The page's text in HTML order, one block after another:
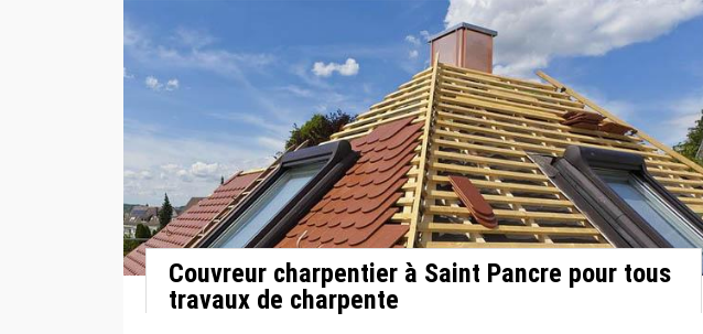
Couvreur charpentier à Saint Pancre pour tous
travaux de charpente